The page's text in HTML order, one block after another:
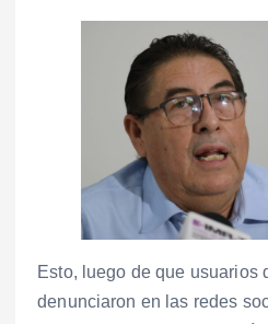
Esto, luego de que usuarios
denunciaron en las redes